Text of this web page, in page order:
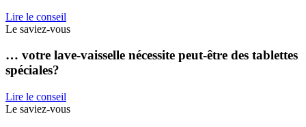
Lire le conseil
Le saviez-vous
… votre lave-vaisselle nécessite peut-être des tablettes
spéciales?
Lire le conseil
Le saviez-vous